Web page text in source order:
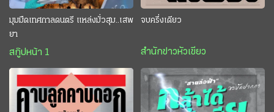
มุมมืดเทศกาลดนตรี แหล่งมั่วสุม..เสพ
ยา
สกู๊ปหน้า 1
จบครึ่งเดียว
สำนักข่าวหัวเขียว